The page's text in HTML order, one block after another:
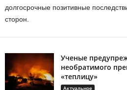
долгосрочные позитивные
сторон.
Ученые
необратимого
«теплицу»
Актуальное